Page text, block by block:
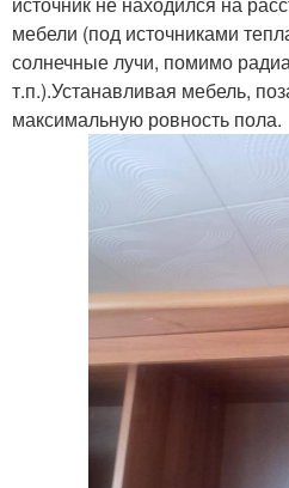
мебели (под источниками
солнечные лучи, помимо
т.п.).Устанавливая мебель,
максимальную ровность пола.